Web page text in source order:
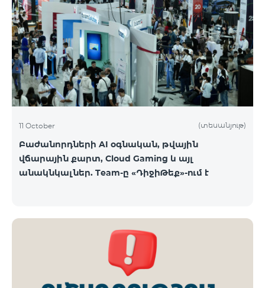
Գավառ քաղաքներում մինչև 15․11․2025
ներառյալ։Ի՞նչ է ներառում Ամրակցված ցանցի
ԿՈՍՄՈ 3 TV փաթեթը․ Ինտերնետ. Մինչև 50 Մբիթ/
վ արագություն։ TV. Մինչև 80 TV ալիք՝ TeamTv
Smart հավելվածով Ֆիքսված հեռախոսակապ.
180 րոպե դեպի Team ֆիքսված ցանց։ Սույն
սակագնային փաթեթում ներառվա
11 October (տեսանյութ)
Բաժանորդների AI օգնական, թվային
վճարային քարտ, Cloud Gaming և այլ
անակնկալներ. Team-ը «ԴիջիԹեք»-ում է